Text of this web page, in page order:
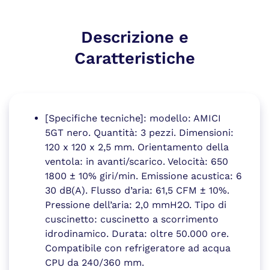
Descrizione e
Caratteristiche
[Specifiche tecniche]: modello: AMICI
5GT nero. Quantità: 3 pezzi. Dimensioni:
120 x 120 x 2,5 mm. Orientamento della
ventola: in avanti/scarico. Velocità: 650
1800 ± 10% giri/min. Emissione acustica: 6
30 dB(A). Flusso d’aria: 61,5 CFM ± 10%.
Pressione dell’aria: 2,0 mmH2O. Tipo di
cuscinetto: cuscinetto a scorrimento
idrodinamico. Durata: oltre 50.000 ore.
Compatibile con refrigeratore ad acqua
CPU da 240/360 mm.